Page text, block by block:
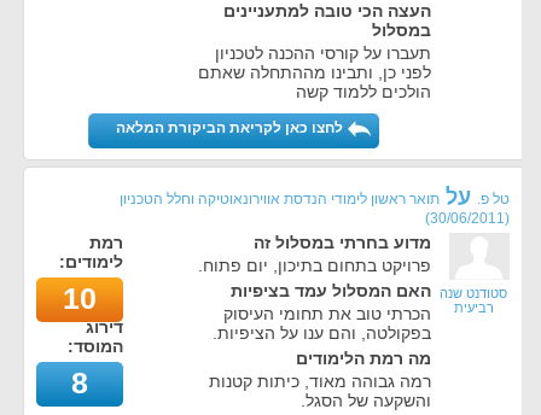
העצה הכי טובה למתעניינים
במסלול
תעברו על קורסי ההכנה לטכניון
לפני כן, ותבינו מההתחלה שאתם
הולכים ללמוד קשה
לחצו כאן לקריאת הביקורת המלאה
טל פ. על תואר ראשון לימודי הנדסת אווירונאוטיקה וחלל הטכניון
(
30/06/2011
)
סטודנט שנה
רביעית
מדוע בחרתי במסלול זה
פרויקט בתחום בתיכון, יום פתוח.
האם המסלול עמד בציפיות
הכרתי טוב את תחומי העיסוק
בפקולטה, והם ענו על הציפיות.
מה רמת הלימודים
רמה גבוהה מאוד, כיתות קטנות
והשקעה של הסגל.
רמת
לימודים:
10
דירוג
המוסד:
8